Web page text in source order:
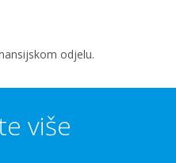
odjelu.
više